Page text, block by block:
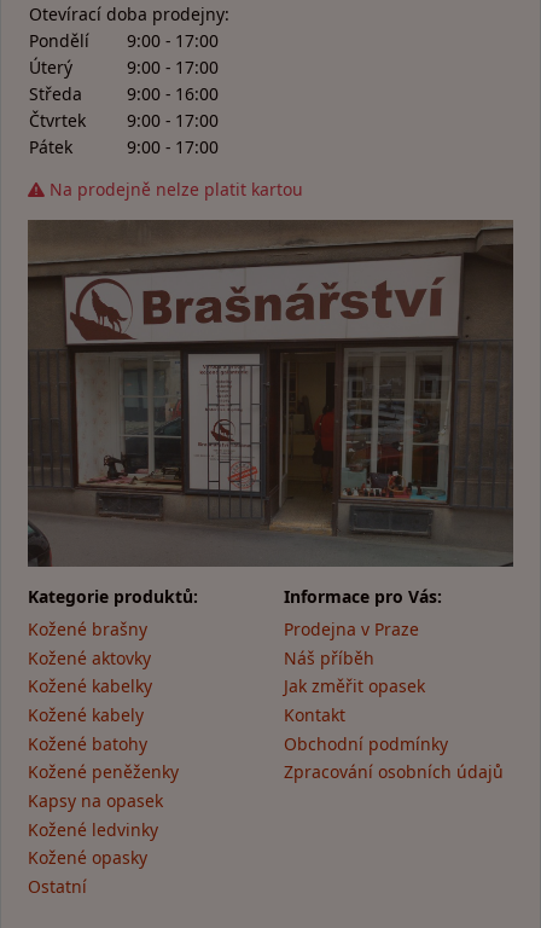
Otevírací doba prodejny:
Pondělí
9:00 - 17:00
Úterý
9:00 - 17:00
Středa
9:00 - 16:00
Čtvrtek
9:00 - 17:00
Pátek
9:00 - 17:00
Na prodejně nelze platit kartou
Kategorie produktů:
Kožené brašny
Kožené aktovky
Kožené kabelky
Kožené kabely
Kožené batohy
Kožené peněženky
Kapsy na opasek
Kožené ledvinky
Kožené opasky
Ostatní
Informace pro Vás:
Prodejna v Praze
Náš příběh
Jak změřit opasek
Kontakt
Obchodní podmínky
Zpracování osobních údajů